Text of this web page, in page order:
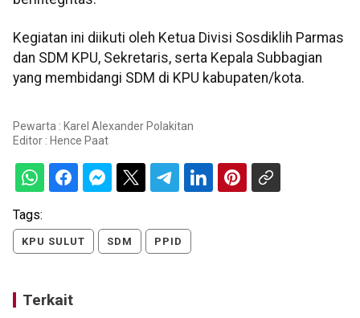
Kegiatan ini diikuti oleh Ketua Divisi Sosdiklih Parmas
dan SDM KPU, Sekretaris, serta Kepala Subbagian
yang membidangi SDM di KPU kabupaten/kota.
Pewarta : Karel Alexander Polakitan
Editor : Hence Paat
Tags:
KPU SULUT SDM PPID
Terkait